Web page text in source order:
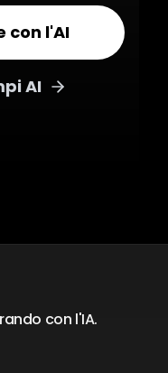
con l'AI
AI
con l'IA.